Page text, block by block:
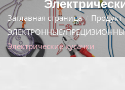
Заглавная страница
Продукт
ЭЛЕКТРОННЫЕ/
Электрические кусачки